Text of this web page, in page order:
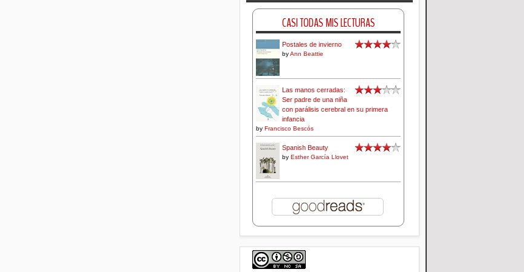
CASI TODAS MIS LECTURAS
Postales de invierno
byAnn Beattie
Las manos cerradas:
Ser padre de una niña
con parálisis cerebral en su primera
infancia
by Francisco Bescós
Spanish Beauty
by Esther García Llovet